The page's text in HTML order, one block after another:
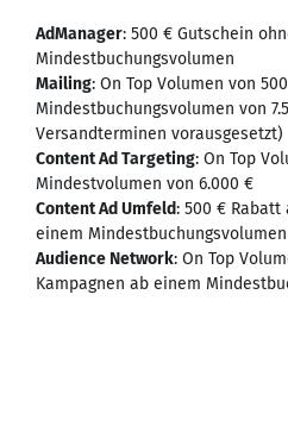
AdManager: 500 € Gutschein
Mindestbuchungsvolumen
Mailing: On Top Volumen von
Mindestbuchungsvolumen von
Versandterminen vorausgesetzt)
Content Ad Targeting: On Top
Mindestvolumen von 6.000 €
Content Ad Umfeld: 500 €
einem
Audience Network: On Top
Kampagnen ab einem